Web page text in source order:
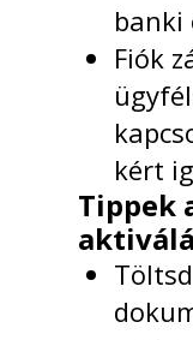
banki
Fiók
kért
Tippek